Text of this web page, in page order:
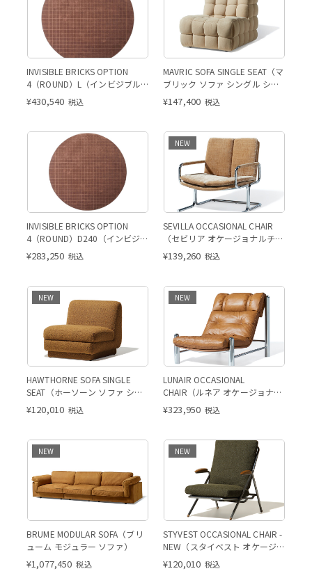
INVISIBLE BRICKS OPTION
4（ROUND）L（インビジブル
ブリックス オプション4（ラウ
ンド）L）
¥430,540 税込
MAVRIC SOFA SINGLE SEAT（マ
ブリック ソファ シングル シー
ト）
¥147,400 税込
INVISIBLE BRICKS OPTION
4（ROUND）D240（インビジブ
ル ブリックス オプション4（ラ
ウンド）D240）
¥283,250 税込
NEW
SEVILLA OCCASIONAL CHAIR
（セビリア オケージョナルチェ
ア）
¥139,260 税込
NEW
HAWTHORNE SOFA SINGLE
SEAT（ホーソーン ソファ シン
グル シート）
¥120,010 税込
NEW
LUNAIR OCCASIONAL
CHAIR（ルネア オケージョナル
チェア）
¥323,950 税込
NEW
BRUME MODULAR SOFA（ブリ
ューム モジュラー ソファ）
¥1,077,450 税込
NEW
STYVEST OCCASIONAL CHAIR -
NEW（スタイベスト オケージョ
ナルチェア）
¥120,010 税込